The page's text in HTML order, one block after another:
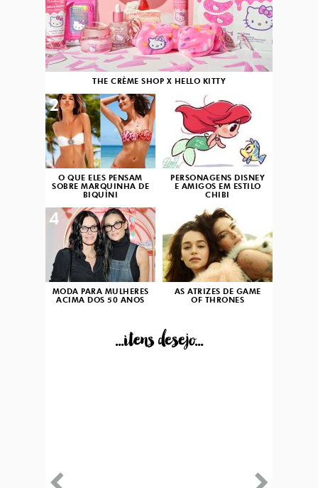
THE CRÈME SHOP X HELLO KITTY
O QUE ELES PENSAM
SOBRE MARQUINHA DE
BIQUÍNI
2
PERSONAGENS DISNEY
E AMIGOS EM ESTILO
CHIBI
3
MODA PARA MULHERES
ACIMA DOS 50 ANOS
4
AS ATRIZES DE GAME
OF THRONES
...itens desejo...